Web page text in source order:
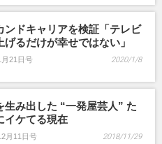
ンドキャリアを検証「テレビ
るだけが幸せではない」
21日号 2020/1/8
生み出した “一発屋芸人” た
イケてる現在
月11日号 2018/11/29